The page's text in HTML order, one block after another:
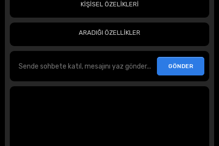
KİŞİSEL ÖZELİKLERİ
ARADIĞI ÖZELLİKLER